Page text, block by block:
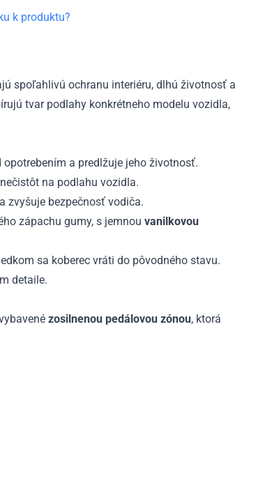
2020
k produktu?
spoľahlivú ochranu interiéru, dlhú životnosť a
tvar podlahy konkrétneho modelu vozidla,
a predlžuje jeho životnosť.
na podlahu vozidla.
zvyšuje bezpečnosť vodiča.
zápachu gumy, s jemnou vanilkovou
sa koberec vráti do pôvodného stavu.
detaile.
zosilnenou pedálovou zónou, ktorá